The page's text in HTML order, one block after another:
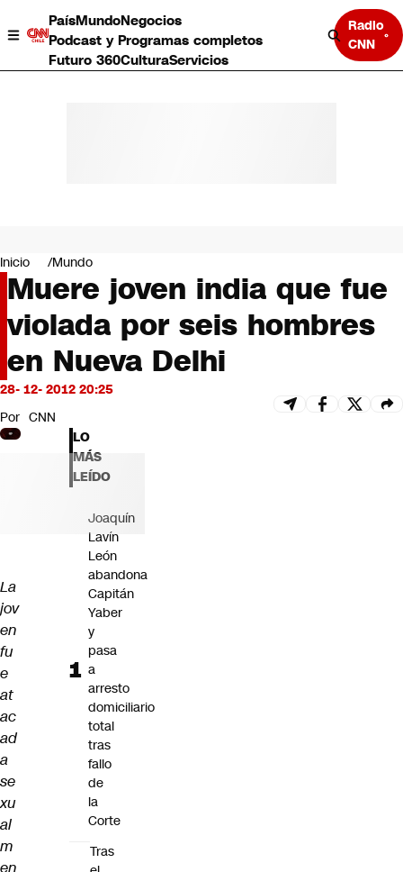
PaísMundoNegocios
Podcast y Programas completos
Futuro 360CulturaServicios
Radio
CNN
Negocios
Deportes
Programas completos
Cultura
Servicios
Bits
CNN tiempo
Futuro 360
Opinión
Inicio Mundo
Muere joven india que fue
violada por seis hombres
en Nueva Delhi
28- 12- 2012 20:25
Por CNN
La
jov
en
fu
e
at
ac
ad
a
se
xu
al
m
en
LO
MÁS
LEÍDO
Joaquín
Lavín
León
abandona
Capitán
Yaber
y
pasa
a
arresto
domiciliario
total
tras
fallo
de
la
Corte
Tras